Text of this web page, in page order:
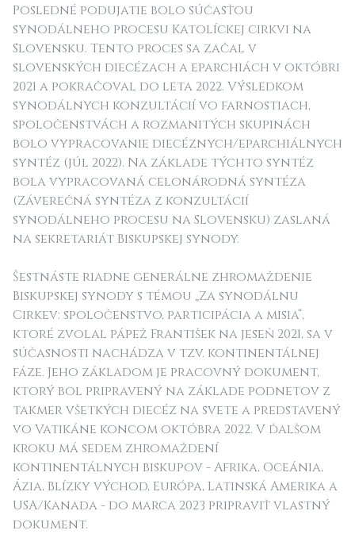
Posledné podujatie bolo súčasťou
synodálneho procesu Katolíckej cirkvi na
Slovensku. Tento proces sa začal v
slovenských diecézach a eparchiách v októbri
2021 a pokračoval do leta 2022. Výsledkom
synodálnych konzultácií vo farnostiach,
spoločenstvách a rozmanitých skupinách
bolo vypracovanie diecéznych/eparchiálnych
syntéz (júl 2022). Na základe týchto syntéz
bola vypracovaná celonárodná syntéza
(Záverečná syntéza z konzultácií
synodálneho procesu na Slovensku) zaslaná
na sekretariát Biskupskej synody.
Šestnáste riadne generálne zhromaždenie
Biskupskej synody s témou „Za synodálnu
Cirkev: spoločenstvo, participácia a misia“,
ktoré zvolal pápež František na jeseň 2021, sa v
súčasnosti nachádza v tzv. kontinentálnej
fáze. Jeho základom je pracovný dokument,
ktorý bol pripravený na základe podnetov z
takmer všetkých diecéz na svete a predstavený
vo Vatikáne koncom októbra 2022. V ďalšom
kroku má sedem zhromaždení
kontinentálnych biskupov - Afrika, Oceánia,
Ázia, Blízky východ, Európa, Latinská Amerika a
USA/Kanada - do marca 2023 pripraviť vlastný
dokument.